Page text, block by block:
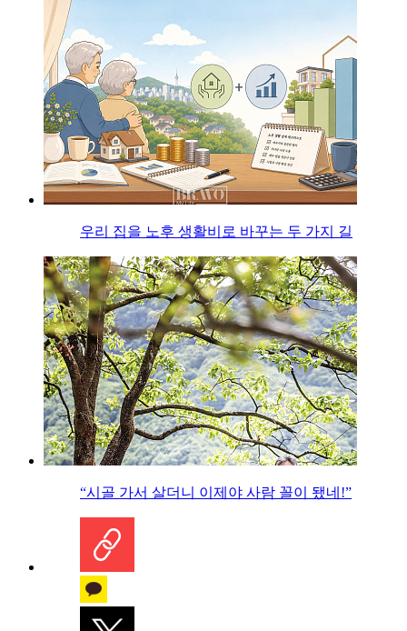
우리 집을 노후 생활비로 바꾸는 두 가지 길
“시골 가서 살더니 이제야 사람 꼴이 됐네!”